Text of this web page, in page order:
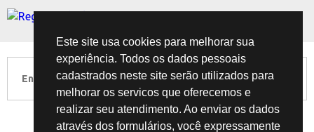
Este site usa cookies para melhorar sua
experiência. Todos os dados pessoais
cadastrados neste site serão utilizados para
melhorar os servicos que oferecemos e
realizar seu atendimento. Ao enviar os dados
através dos formulários, você expressamente